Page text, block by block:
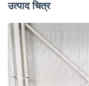
उत्पाद चित्र